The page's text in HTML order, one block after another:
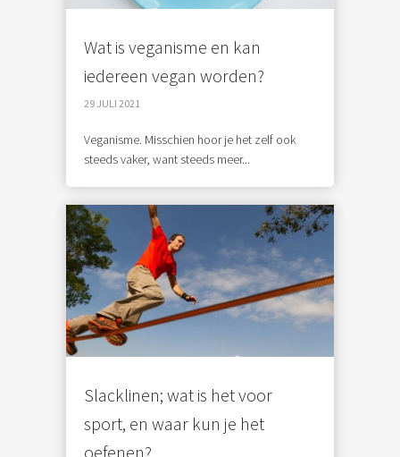
Wat is veganisme en kan
iedereen vegan worden?
29 JULI 2021
Veganisme. Misschien hoor je het zelf ook
steeds vaker, want steeds meer...
Slacklinen; wat is het voor
sport, en waar kun je het
oefenen?